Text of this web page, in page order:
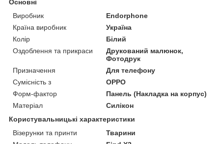
Основні
Виробник
Endorphone
Країна виробник
Україна
Колір
Білий
Оздоблення та прикраси
Друкований малюнок,
Фотодрук
Призначення
Для телефону
Сумісність з
OPPO
Форм-фактор
Панель (Накладка на корпус)
Матеріал
Силікон
Користувальницькі характеристики
Візерунки та принти
Тварини